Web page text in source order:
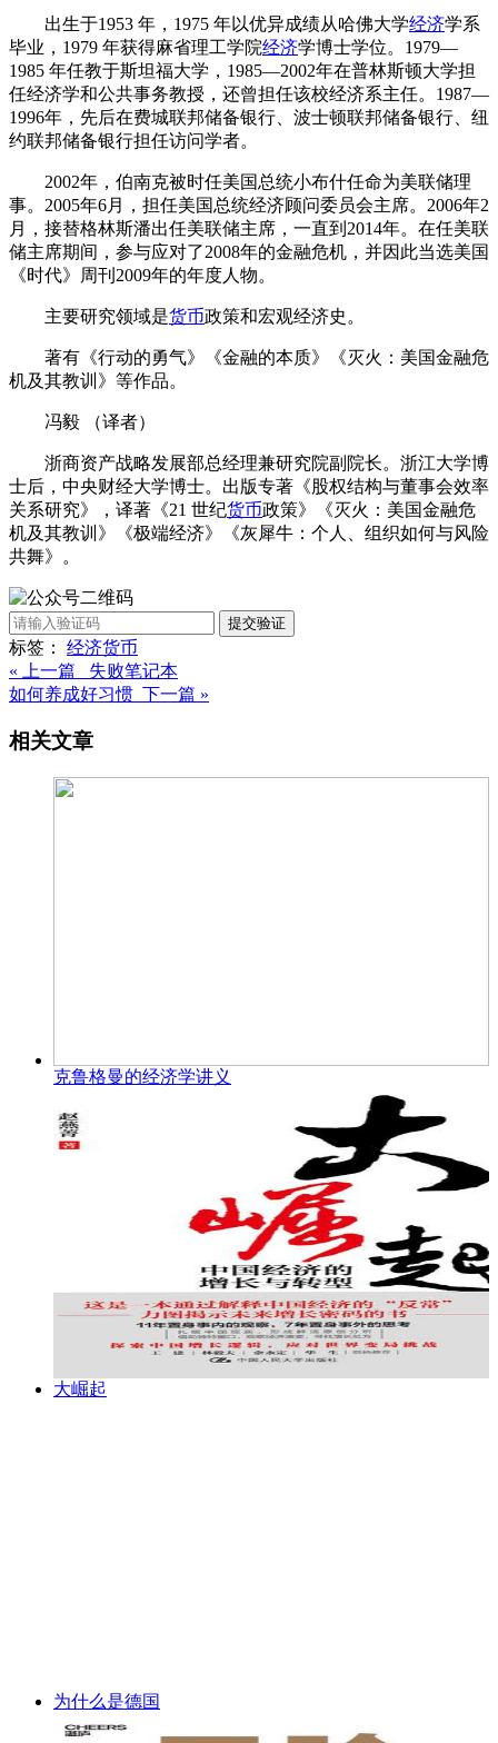
出生于1953 年，1975 年以优异成绩从哈佛大学经济学系
毕业，1979 年获得麻省理工学院经济学博士学位。1979—
1985 年任教于斯坦福大学，1985—2002年在普林斯顿大学担
任经济学和公共事务教授，还曾担任该校经济系主任。1987—
1996年，先后在费城联邦储备银行、波士顿联邦储备银行、纽
约联邦储备银行担任访问学者。
2002年，伯南克被时任美国总统小布什任命为美联储理
事。2005年6月，担任美国总统经济顾问委员会主席。2006年2
月，接替格林斯潘出任美联储主席，一直到2014年。在任美联
储主席期间，参与应对了2008年的金融危机，并因此当选美国
《时代》周刊2009年的年度人物。
主要研究领域是货币政策和宏观经济史。
著有《行动的勇气》《金融的本质》《灭火：美国金融危
机及其教训》等作品。
冯毅 （译者）
浙商资产战略发展部总经理兼研究院副院长。浙江大学博
士后，中央财经大学博士。出版专著《股权结构与董事会效率
关系研究》，译著《21 世纪货币政策》《灭火：美国金融危
机及其教训》《极端经济》《灰犀牛：个人、组织如何与风险
共舞》。
提交验证
标签： 经济货币
« 上一篇 失败笔记本
如何养成好习惯 下一篇 »
相关文章
克鲁格曼的经济学讲义
大崛起
为什么是德国